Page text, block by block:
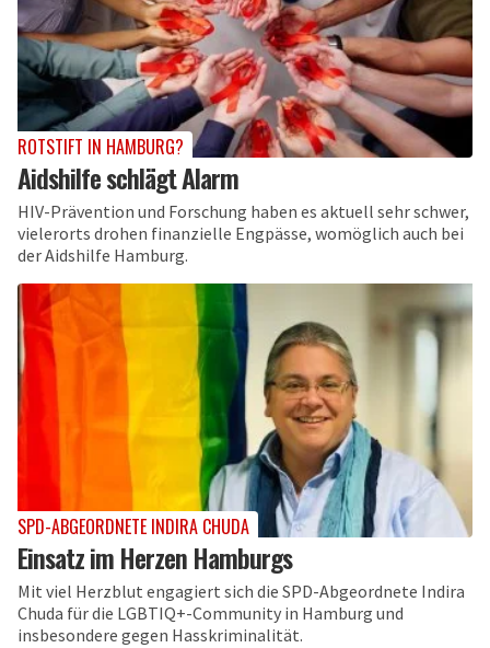
ROTSTIFT IN HAMBURG?
Aidshilfe schlägt Alarm
HIV-Prävention und Forschung haben es aktuell sehr schwer,
vielerorts drohen finanzielle Engpässe, womöglich auch bei
der Aidshilfe Hamburg.
SPD-ABGEORDNETE INDIRA CHUDA
Einsatz im Herzen Hamburgs
Mit viel Herzblut engagiert sich die SPD-Abgeordnete Indira
Chuda für die LGBTIQ+-Community in Hamburg und
insbesondere gegen Hasskriminalität.